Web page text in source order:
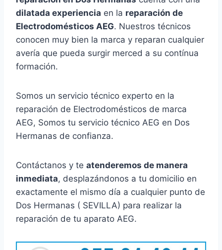
dilatada experiencia en la reparación de
Electrodomésticos AEG. Nuestros técnicos
conocen muy bien la marca y reparan cualquier
avería que pueda surgir merced a su contínua
formación.
Somos un servicio técnico experto en la
reparación de Electrodomésticos de marca
AEG, Somos tu servicio técnico AEG en Dos
Hermanas de confianza.
Contáctanos y te atenderemos de manera
inmediata, desplazándonos a tu domicilio en
exactamente el mismo día a cualquier punto de
Dos Hermanas ( SEVILLA) para realizar la
reparación de tu aparato AEG.